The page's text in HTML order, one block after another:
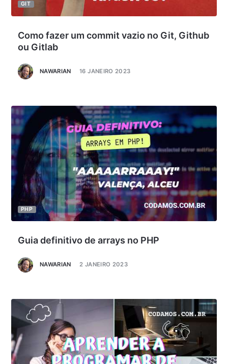
Como fazer um commit vazio no Git, Github
ou Gitlab
NAWARIAN 16 JANEIRO 2023
GIT
Guia definitivo de arrays no PHP
NAWARIAN 2 JANEIRO 2023
PHP